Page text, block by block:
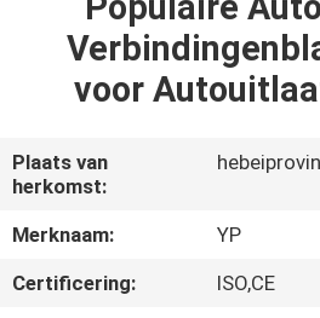
OVER
FABRIEKSTOCHT
voor
Plaats van
herkomst:
Merknaam:
YP
Certificering:
ISO,CE